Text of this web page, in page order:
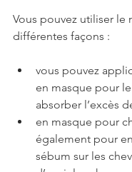
Vous pouvez utiliser le
différentes façons :
vous pouvez
en masque pour
absorber l’excès
en masque pour
également pour
sébum sur les